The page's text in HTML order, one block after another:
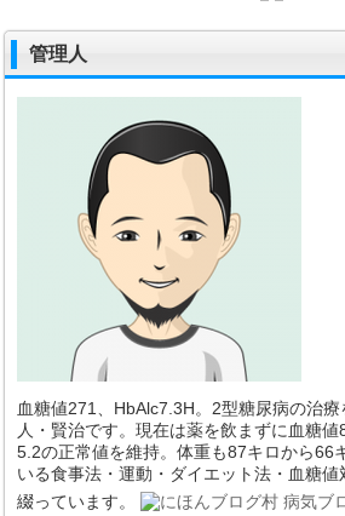
管理人
血糖値271、HbAlc7.3H。2型糖尿病の治
人・賢治です。現在は薬を飲まずに血糖
5.2の正常値を維持。体重も87キロから66
いる食事法・運動・ダイエット法・血糖
綴っています。